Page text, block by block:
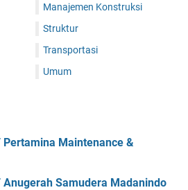
Manajemen Konstruksi
Struktur
Transportasi
Umum
Pertamina Maintenance &
Anugerah Samudera Madanindo